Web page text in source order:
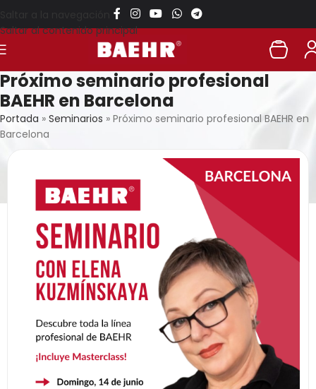
Saltar al contenido principal
Próximo seminario profesional
BAEHR en Barcelona
Portada » Seminarios » Próximo seminario profesional BAEHR en
Barcelona